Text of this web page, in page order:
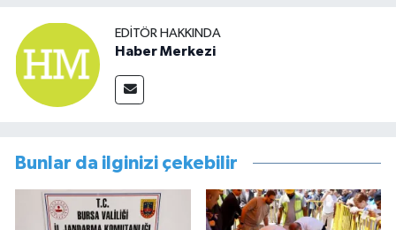
EDITÖR HAKKINDA
Haber Merkezi
Bunlar da ilginizi çekebilir